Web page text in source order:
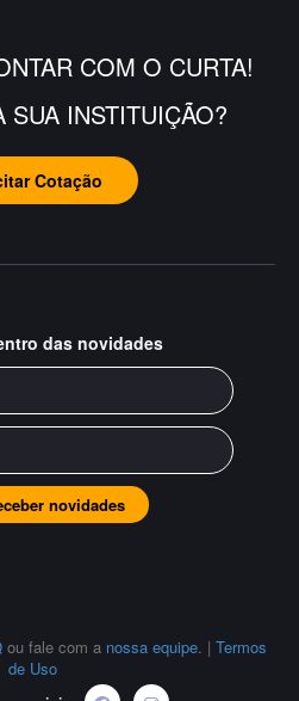
COM O CURTA!
SUA INSTITUIÇÃO?
Cotação
das novidades
novidades
ou fale com a nossa equipe. | Termos
de Uso